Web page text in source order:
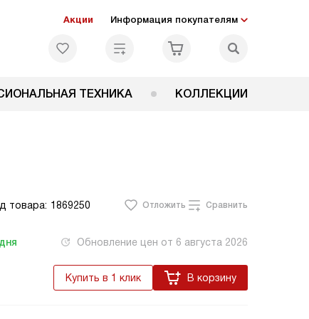
Акции Информация покупателям
ТЕХНИКА КОЛЛЕКЦИИ
товара: 1869250 Отложить Сравнить
дня Обновление цен от 6 августа 2026
Купить в 1 клик В корзину